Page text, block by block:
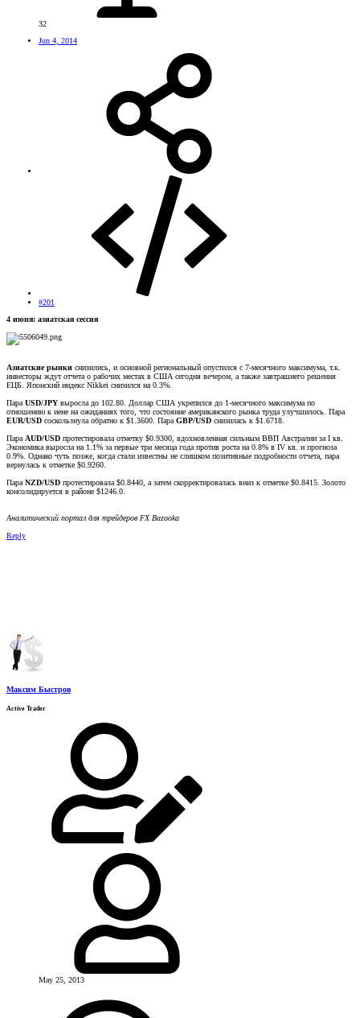
32
Jun 4, 2014
#201
4 июня: азиатская сессия
Азиатские рынки снизились, и основной региональный опустился с 7-месячного максимума, т.к.
инвесторы ждут отчета о рабочих местах в США сегодня вечером, а также завтрашнего решения
ЕЦБ. Японский индекс Nikkei снизился на 0.3%.
ПараUSD/JPY выросла до 102.80. Доллар США укрепился до 1-месячного максимума по
отношению к иене на ожиданиях того, что состояние американского рынка труда улучшилось. Пара
EUR/USD соскользнула обратно к $1.3600. ПараGBP/USD снизилась к $1.6718.
ПараAUD/USD протестировала отметку $0.9300, вдохновленная сильным ВВП Австралии за I кв.
Экономика выросла на 1.1% за первые три месяца года против роста на 0.8% в IV кв. и прогноза
0.9%. Однако чуть позже, когда стали известны не слишком позитивные подробности отчета, пара
вернулась к отметке $0.9260.
ПараNZD/USD протестировала $0.8440, а затем скорректировалась вниз к отметке $0.8415. Золото
консолидируется в районе $1246.0.
Аналитический портал для трейдеров FX Bazooka
Reply
Максим Быстров
Active Trader
May 25, 2013